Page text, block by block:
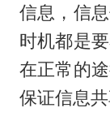
信息，信
时机都是
在正常的
保证信息共